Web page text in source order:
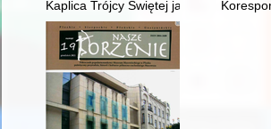
Kaplica Trójcy Świętej jako atrakcja